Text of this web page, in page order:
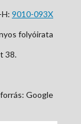
H: 9010-093X
folyóirata
38.
Google